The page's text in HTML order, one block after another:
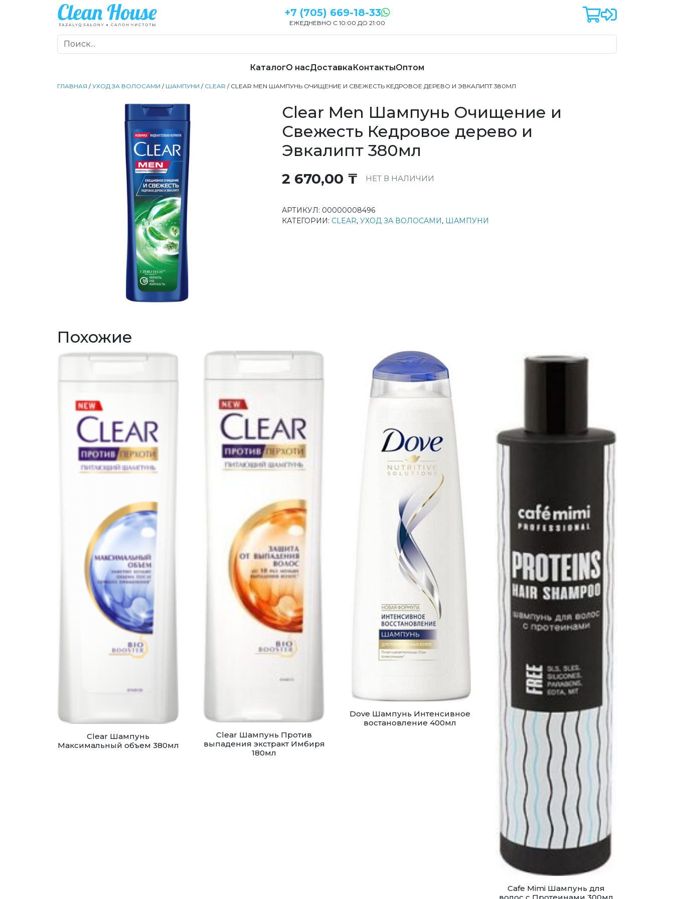
+7 (705) 669-18-33
ЕЖЕДНЕВНО С 10:00 ДО 21:00
КаталогО насДоставкаКонтактыОптом
ГЛАВНАЯ /УХОД ЗА ВОЛОСАМИ / ШАМПУНИ / CLEAR / CLEAR MEN ШАМПУНЬ ОЧИЩЕНИЕ И СВЕЖЕСТЬ КЕДРОВОЕ ДЕРЕВО И ЭВКАЛИПТ 380МЛ
Clear Men Шампунь Очищение и
Свежесть Кедровое дерево и
Эвкалипт 380мл
2 670,00 ₸ НЕТ В НАЛИЧИИ
АРТИКУЛ: 00000008496
КАТЕГОРИИ: CLEAR, УХОД ЗА ВОЛОСАМИ, ШАМПУНИ
Похожие
Clear Шампунь
Максимальный объем 380мл
Clear Шампунь Против
выпадения экстракт Имбиря
180мл
Dove Шампунь Интенсивное
востановление 400мл
Cafe Mimi Шампунь для